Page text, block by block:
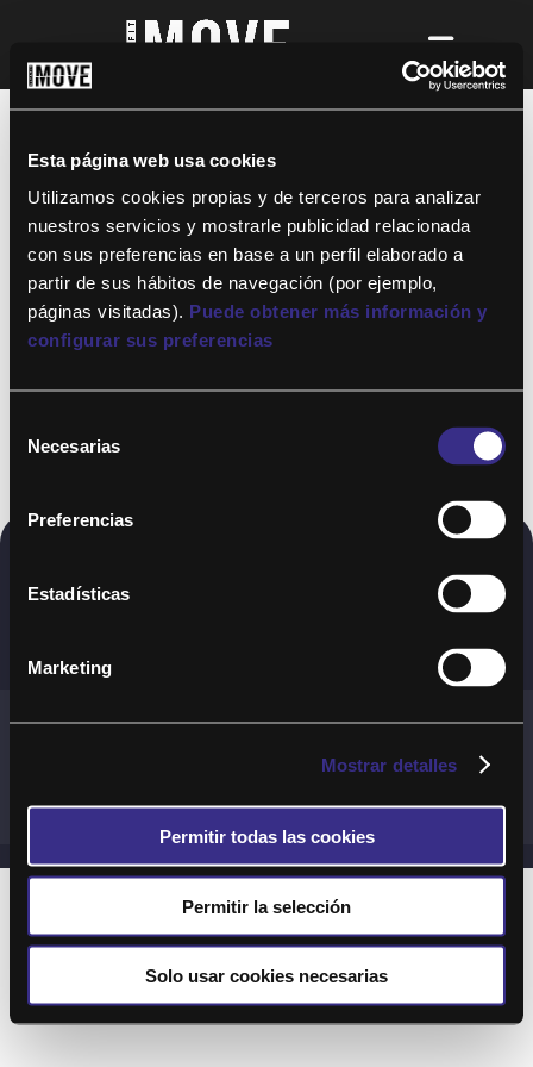
Esta página web usa cookies
Utilizamos cookies propias y de terceros para analizar
nuestros servicios y mostrarle publicidad relacionada
con sus preferencias en base a un perfil elaborado a
partir de sus hábitos de navegación (por ejemplo,
páginas visitadas). Puede obtener más información y
configurar sus preferencias
Necesarias
Preferencias
Estadísticas
Marketing
Mostrar detalles
Permitir todas las cookies
Permitir la selección
Solo usar cookies necesarias
¡Para disfrutar de ALTAFIT MOVE tienes
así podrás acceder a todos nuestros
entrenamientos y clases online donde
quieras!
Copyright © 2020. Todos los derechos
Términos y Cond. Generales de uso del Servicio
Preguntas Frecuentes